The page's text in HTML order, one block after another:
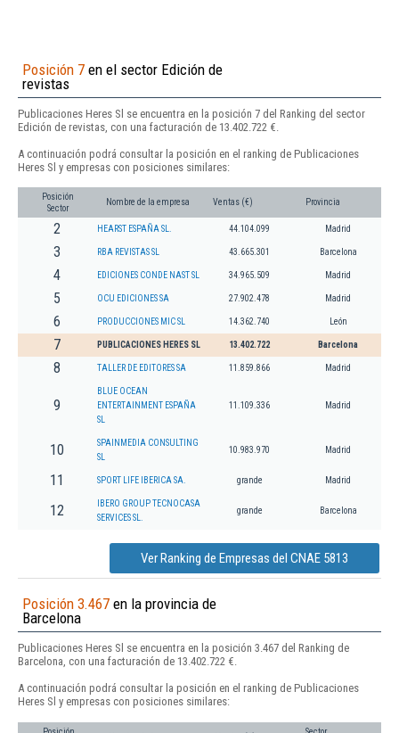
Posición 7 en el sector Edición de
revistas
Publicaciones Heres Sl se encuentra en la posición 7 del Ranking del sector
Edición de revistas, con una facturación de 13.402.722 €.
A continuación podrá consultar la posición en el ranking de Publicaciones
Heres Sl y empresas con posiciones similares:
Posición
Sector
Nombre de la empresa Ventas (€) Provincia
2 HEARST ESPAÑA SL. 44.104.099 Madrid
3 RBA REVISTAS SL 43.665.301 Barcelona
4 EDICIONES CONDE NAST SL 34.965.509 Madrid
5 OCU EDICIONES SA 27.902.478 Madrid
6 PRODUCCIONES MIC SL 14.362.740 León
7 PUBLICACIONES HERES SL 13.402.722 Barcelona
8 TALLER DE EDITORES SA 11.859.866 Madrid
9
BLUE OCEAN
ENTERTAINMENT ESPAÑA
SL
11.109.336 Madrid
10
SPAINMEDIA CONSULTING
SL
10.983.970 Madrid
11 SPORT LIFE IBERICA SA. grande Madrid
12
IBERO GROUP TECNOCASA
SERVICES SL.
grande Barcelona
Ver Ranking de Empresas del CNAE 5813
Posición 3.467 en la provincia de
Barcelona
Publicaciones Heres Sl se encuentra en la posición 3.467 del Ranking de
Barcelona, con una facturación de 13.402.722 €.
A continuación podrá consultar la posición en el ranking de Publicaciones
Heres Sl y empresas con posiciones similares: